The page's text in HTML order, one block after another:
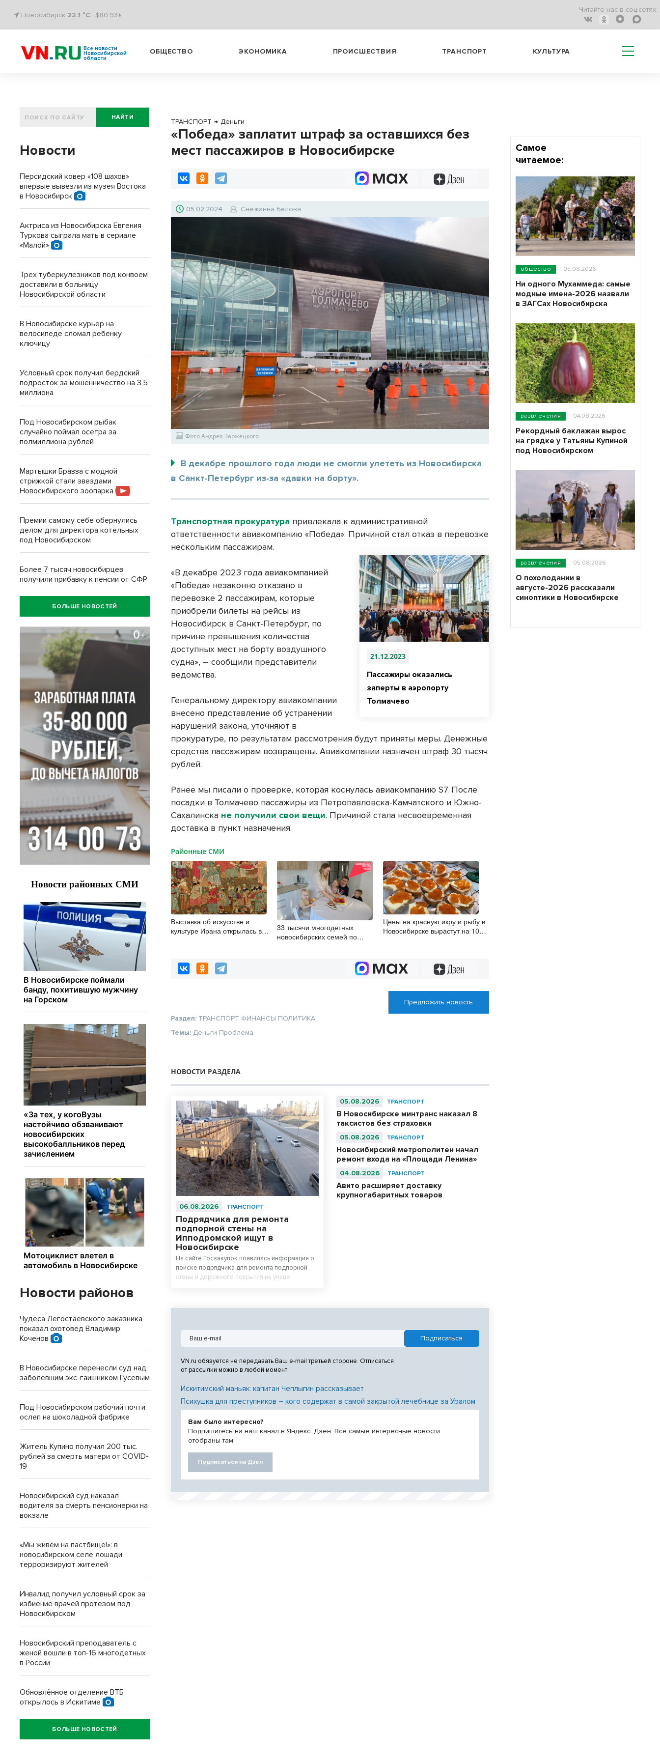
Новосибирск 22.1 °C $80.93↓
Читайте нас в соц.сетях:
Все новости
Новосибирской
области
ОБЩЕСТВО ЭКОНОМИКА ПРОИСШЕСТВИЯ ТРАНСПОРТ КУЛЬТУРА
ТРАНСПОРТ → Деньги
«Победа» заплатит штраф за оставшихся без
мест пассажиров в Новосибирске
05.02.2024 Снежанна Белова
Фото Андрея Заржецкого
В декабре прошлого года люди не смогли улететь из Новосибирска
в Санкт-Петербург из-за «давки на борту».
Транспортная прокуратура привлекала к административной
ответственности авиакомпанию «Победа». Причиной стал отказ в перевозке
нескольким пассажирам.
21.12.2023
Пассажиры оказались
заперты в аэропорту
Толмачево
«В декабре 2023 года авиакомпанией
«Победа» незаконно отказано в
перевозке 2 пассажирам, которые
приобрели билеты на рейсы из
Новосибирск в Санкт-Петербург, по
причине превышения количества
доступных мест на борту воздушного
судна», – сообщили представители
ведомства.
Генеральному директору авиакомпании
внесено представление об устранении
нарушений закона, уточняют в
прокуратуре, по результатам рассмотрения будут приняты меры. Денежные
средства пассажирам возвращены. Авиакомпании назначен штраф 30 тысяч
рублей.
Ранее мы писали о проверке, которая коснулась авиакомпанию S7. После
посадки в Толмачево пассажиры из Петропавловска-Камчатского и Южно-
Сахалинска не получили свои вещи. Причиной стала несвоевременная
доставка в пункт назначения.
Районные СМИ
Выставка об искусстве и
культуре Ирана открылась в
33 тысячи многодетных
новосибирских семей по
Цены на красную икру и рыбу в
Новосибирске вырастут на 10-
Предложить новость
Раздел: ТРАНСПОРТ ФИНАНСЫ ПОЛИТИКА
Темы: Деньги Проблема
НОВОСТИ РАЗДЕЛА
06.08.2026 ТРАНСПОРТ
Подрядчика для ремонта
подпорной стены на
Ипподромской ищут в
Новосибирске
На сайте Госзакупок появилась информация о
поиске подрядчика для ремонта подпорной
стены и дорожного покрытия на улице
05.08.2026 ТРАНСПОРТ
В Новосибирске минтранс наказал 8
таксистов без страховки
05.08.2026 ТРАНСПОРТ
Новосибирский метрополитен начал
ремонт входа на «Площади Ленина»
04.08.2026 ТРАНСПОРТ
Авито расширяет доставку
крупногабаритных товаров
VN.ru обязуется не передавать Ваш e-mail третьей стороне. Отписаться
от рассылки можно в любой момент
Искитимский маньяк: капитан Чеплыгин рассказывает
Психушка для преступников – кого содержат в самой закрытой лечебнице за Уралом
Вам было интересно?
Подпишитесь на наш канал в Яндекс. Дзен. Все самые интересные новости
отобраны там.
Подписаться на Дзен
НАЙТИ
Новости
Персидский ковер «108 шахов»
впервые вывезли из музея Востока
в Новосибирск
Актриса из Новосибирска Евгения
Туркова сыграла мать в сериале
«Малой»
Трех туберкулезников под конвоем
доставили в больницу
Новосибирской области
В Новосибирске курьер на
велосипеде сломал ребенку
ключицу
Условный срок получил бердский
подросток за мошенничество на 3,5
миллиона
Под Новосибирском рыбак
случайно поймал осетра за
полмиллиона рублей
Мартышки Бразза с модной
стрижкой стали звездами
Новосибирского зоопарка
Премии самому себе обернулись
делом для директора котельных
под Новосибирском
Более 7 тысяч новосибирцев
получили прибавку к пенсии от СФР
БОЛЬШЕ НОВОСТЕЙ
Новости районов
Чудеса Легостаевского заказника
показал охотовед Владимир
Коченов
В Новосибирске перенесли суд над
заболевшим экс-гаишником Гусевым
Под Новосибирском рабочий почти
ослеп на шоколадной фабрике
Житель Купино получил 200 тыс.
рублей за смерть матери от COVID-
19
Новосибирский суд наказал
водителя за смерть пенсионерки на
вокзале
«Мы живём на пастбище!»: в
новосибирском селе лошади
терроризируют жителей
Инвалид получил условный срок за
избиение врачей протезом под
Новосибирском
Новосибирский преподаватель с
женой вошли в топ-16 многодетных
в России
Обновлённое отделение ВТБ
открылось в Искитиме
БОЛЬШЕ НОВОСТЕЙ
Самое
читаемое:
общество 05.08.2026
Ни одного Мухаммеда: самые
модные имена-2026 назвали
в ЗАГСах Новосибирска
развлечения 04.08.2026
Рекордный баклажан вырос
на грядке у Татьяны Купиной
под Новосибирском
развлечения 05.08.2026
О похолодании в
августе-2026 рассказали
синоптики в Новосибирске